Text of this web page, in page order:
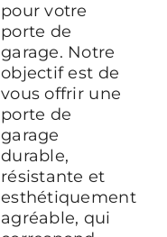
pour votre
porte de
garage. Notre
objectif est de
vous offrir une
porte de
garage
durable,
résistante et
esthétiquement
agréable, qui